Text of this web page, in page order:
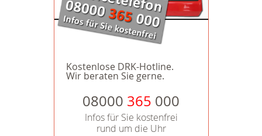
Kostenlose DRK-Hotline.
Wir beraten Sie gerne.
08000 365 000
Infos für Sie kostenfrei
rund um die Uhr